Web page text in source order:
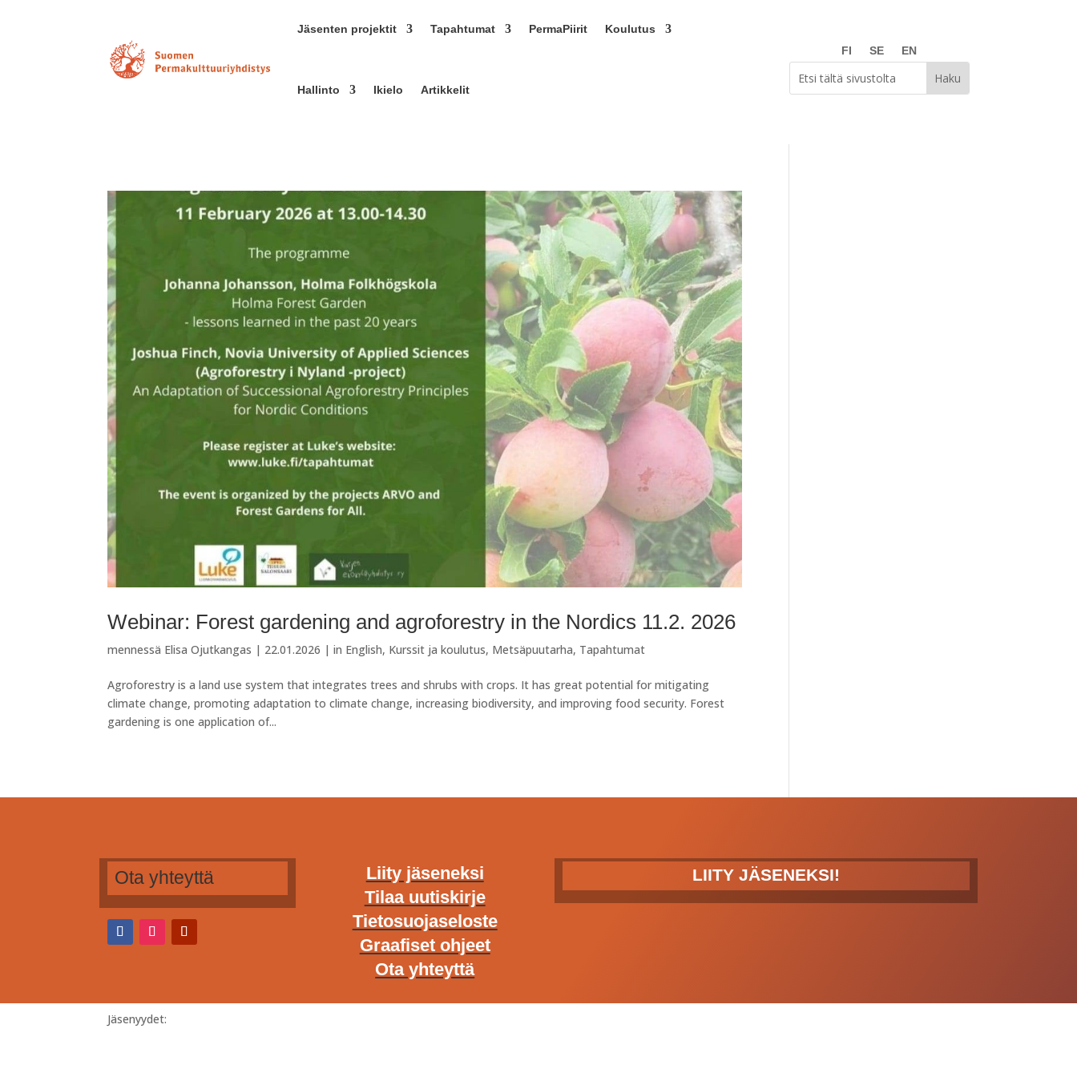
Jäsenten projektit Tapahtumat PermaPiirit Koulutus
Hallinto Ikielo Artikkelit
FI SE EN
Webinar: Forest gardening and agroforestry in the Nordics 11.2. 2026
mennessä Elisa Ojutkangas | 22.01.2026 |in English, Kurssit ja koulutus, Metsäpuutarha, Tapahtumat
Agroforestry is a land use system that integrates trees and shrubs with crops. It has great potential for mitigating
climate change, promoting adaptation to climate change, increasing biodiversity, and improving food security. Forest
gardening is one application of...
Ota yhteyttä
Liity jäseneksi
Tilaa uutiskirje
Tietosuojaseloste
Graafiset ohjeet
Ota yhteyttä
LIITY JÄSENEKSI!
Jäsenyydet: